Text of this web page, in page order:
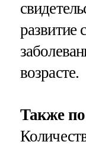
развитие
возрасте.
Также